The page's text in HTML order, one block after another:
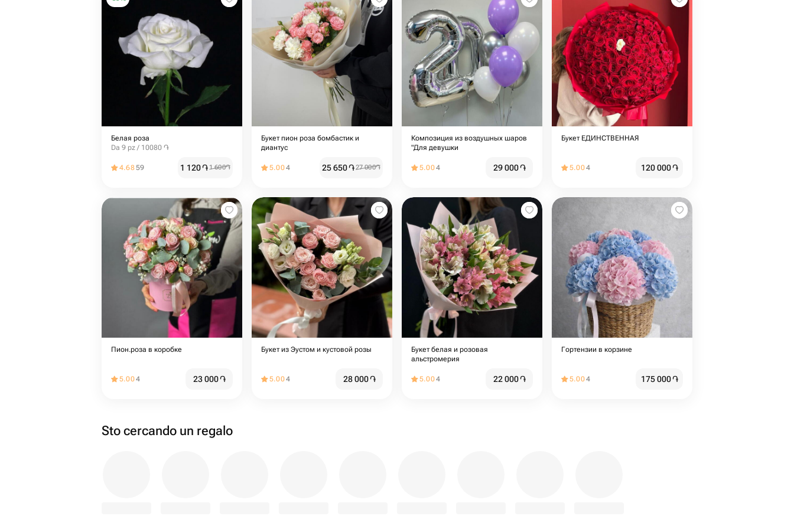
Белая роза
Da 9 pz / 10080 ֏
4.6859 1 120֏1 600֏
Букет пион роза бомбастик и
диантус
5.004 25 650֏27 000֏
Композиция из воздушных шаров
"Для девушки
5.004 29 000֏
Букет ЕДИНСТВЕННАЯ
5.004 120 000֏
Пион.роза в коробке
5.004 23 000֏
Букет из Эустом и кустовой розы
5.004 28 000֏
Букет белая и розовая
альстромерия
5.004 22 000֏
Гортензии в корзине
5.004 175 000֏
Sto cercando un regalo